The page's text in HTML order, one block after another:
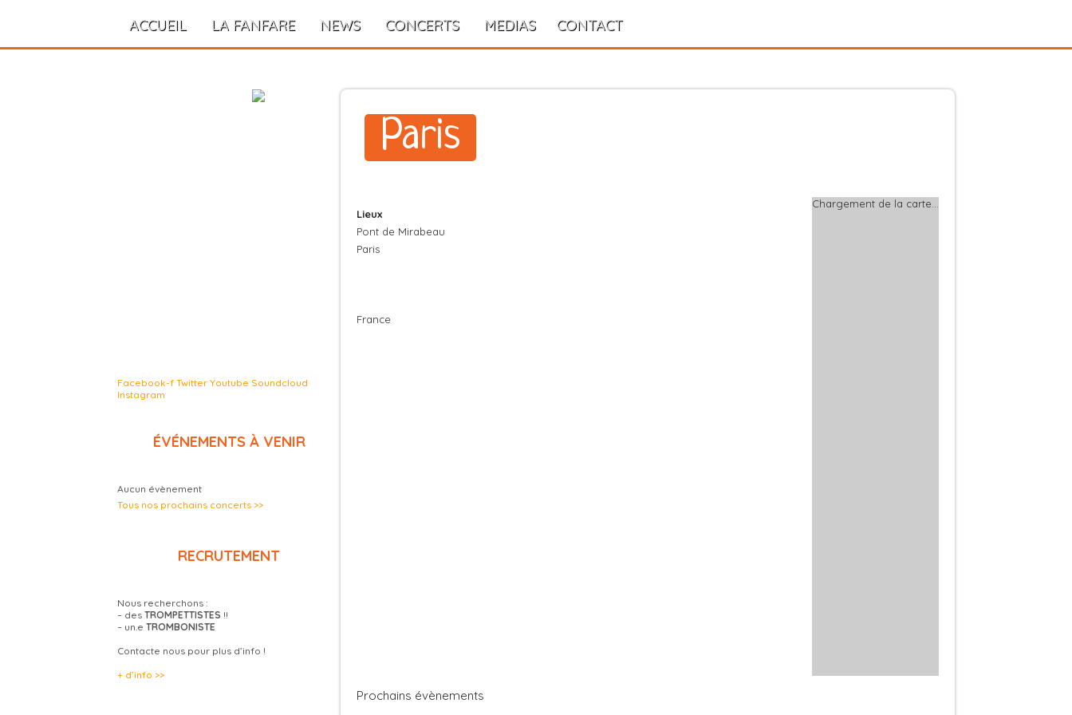
ACCUEIL LA FANFARE NEWS CONCERTS MEDIAS CONTACT
Facebook-f Twitter Youtube Soundcloud
Instagram
ÉVÉNEMENTS À VENIR
Aucun évènement
Tous nos prochains concerts >>
RECRUTEMENT
Nous recherchons :
– des TROMPETTISTES !!
– un.e TROMBONISTE
Contacte nous pour plus d’info !
+ d’info >>
Paris
Chargement de la carte…
Lieux
Pont de Mirabeau
Paris
France
Prochains évènements